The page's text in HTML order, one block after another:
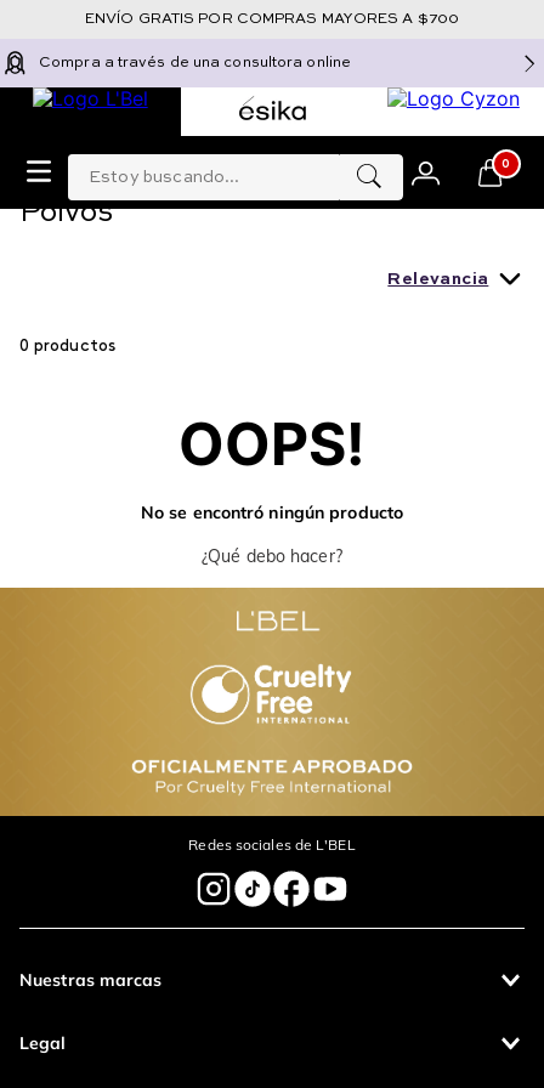
Compra a través de una consultora online
Estoy buscando... 0
ENVÍO GRATIS POR COMPRAS MAYORES A $700
Polvos
Relevancia
0 productos
OOPS!
No se encontró ningún producto
¿Qué debo hacer?
Redes sociales de L'BEL
Nuestras marcas
Legal